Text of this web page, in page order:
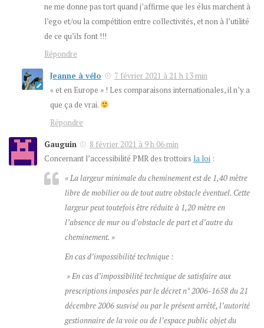
ne me donne pas tort quand j’affirme que les élus marchent à
l’ego et/ou la compétition entre collectivités, et non à l’utilité
de ce qu’ils font !!!
Répondre
Jeanne à vélo
7 février 2021 à 21 h 13 min
« et en Europe » ! Les comparaisons internationales, il n’y a
que ça de vrai.
Répondre
Gauguin
8 février 2021 à 9 h 06 min
Concernant l’accessibilité PMR des trottoirs la loi :
« La largeur minimale du cheminement est de 1,40 mètre
libre de mobilier ou de tout autre obstacle éventuel. Cette
largeur peut toutefois être réduite à 1,20 mètre en
l’absence de mur ou d’obstacle de part et d’autre du
cheminement. »
En cas d’impossibilité technique :
» En cas d’impossibilité technique de satisfaire aux
prescriptions imposées par le décret n° 2006-1658 du 21
décembre 2006 susvisé ou par le présent arrêté, l’autorité
gestionnaire de la voie ou de l’espace public objet du